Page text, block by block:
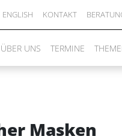
ENGLISH KONTAKT
ÜBER UNS TERMINE
Masken